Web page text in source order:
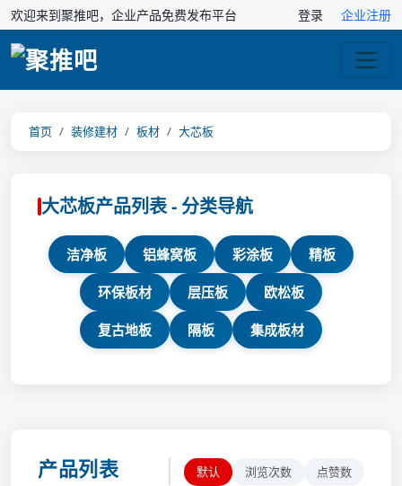
欢迎来到聚推吧，企业产品免费发布平台 登录 企业注册
首页 装修建材 板材 大芯板
大芯板产品列表 - 分类导航
洁净板 铝蜂窝板 彩涂板 精板
环保板材 层压板 欧松板
复古地板 隔板 集成板材
产品列表 默认 浏览次数 点赞数